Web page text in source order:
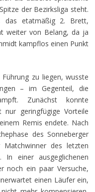
der Bezirksliga steht.
das etatmäßig 2. Brett,
weiter von Belang, da ja
kampflos einen Punkt
zu liegen, wusste
– im Gegenteil, die
Zunächst konnte
nur geringfügige Vorteile
Remis endete. Nach
des Sonneberger
Matchwinner des letzten
In einer ausgeglichenen
noch ein paar Versuche,
einen Läufer ein,